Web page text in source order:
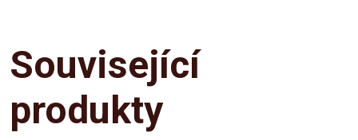
Související
produkty